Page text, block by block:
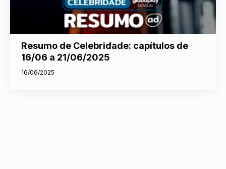
Resumo de Celebridade: capítulos de
16/06 a 21/06/2025
16/06/2025